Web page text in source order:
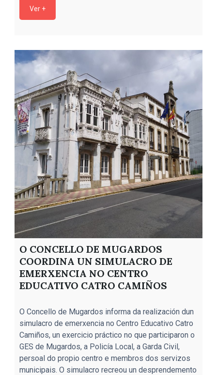
Ver +
O CONCELLO DE MUGARDOS
COORDINA UN SIMULACRO DE
EMERXENCIA NO CENTRO
EDUCATIVO CATRO CAMIÑOS
O Concello de Mugardos informa da realización dun
simulacro de emerxencia no Centro Educativo Catro
Camiños, un exercicio práctico no que participaron o
GES de Mugardos, a Policía Local, a Garda Civil,
persoal do propio centro e membros dos servizos
municipais. O simulacro recreou un desprendemento